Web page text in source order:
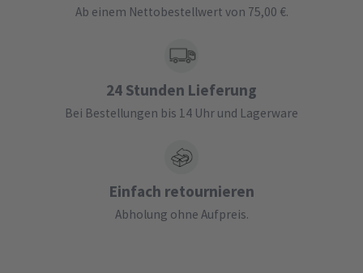
Ab einem Nettobestellwert von 75,00 €.
24 Stunden Lieferung
Bei Bestellungen bis 14 Uhr und Lagerware
Einfach retournieren
Abholung ohne Aufpreis.